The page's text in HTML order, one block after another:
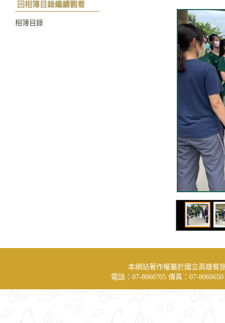
回相簿目錄繼續觀看
相簿目錄
本網站著作權屬於國立高雄餐
電話：07-8060705 傳真：07-